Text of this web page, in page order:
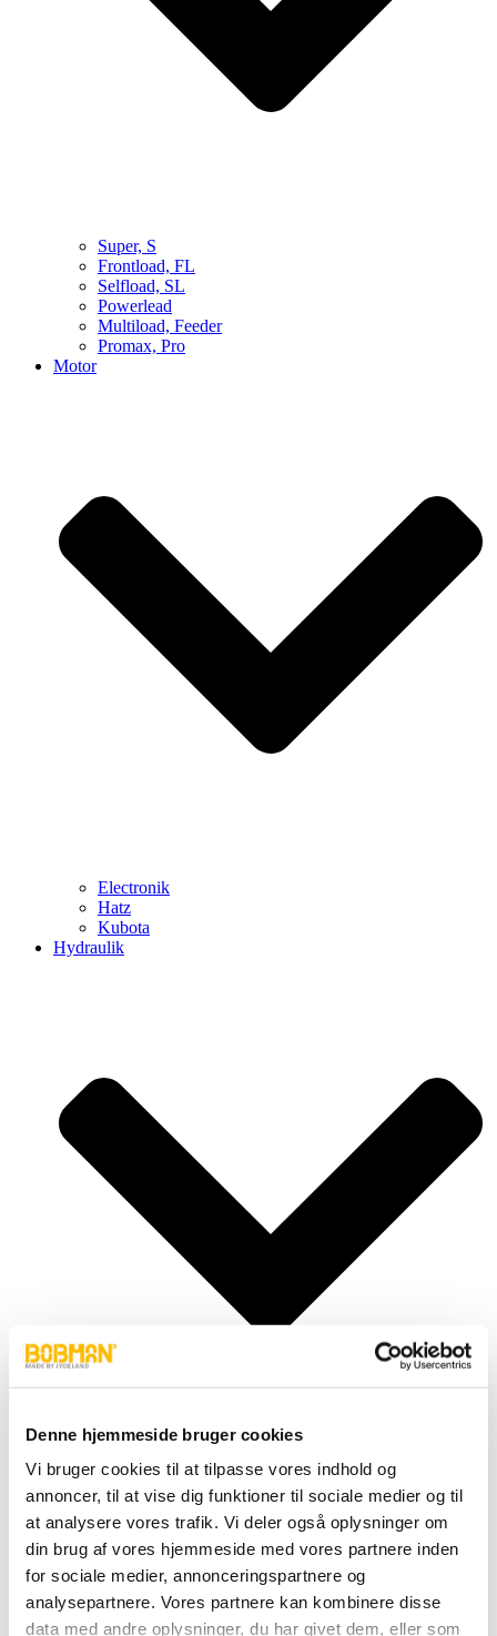
Denne hjemmeside bruger cookies
Vi bruger cookies til at tilpasse vores indhold og
annoncer, til at vise dig funktioner til sociale medier og til
at analysere vores trafik. Vi deler også oplysninger om
din brug af vores hjemmeside med vores partnere inden
for sociale medier, annonceringspartnere og
analysepartnere. Vores partnere kan kombinere disse
data med andre oplysninger, du har givet dem, eller som
Super, S
Frontload, FL
Selfload, SL
Powerlead
Multiload, Feeder
Promax, Pro
Motor
Electronik
Hatz
Kubota
Hydraulik
Cylindere
Fittings
Motor
Pumper
Slanger
Ventiler
Elektronik & Transmission
Karosseri & Beslag mm.